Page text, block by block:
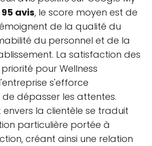
95 avis, le score moyen est de
de la qualité du
du personnel et de la
La satisfaction des
pour Wellness
s'efforce
dépasser les attentes.
la clientèle se traduit
particulière portée à
créant ainsi une relation